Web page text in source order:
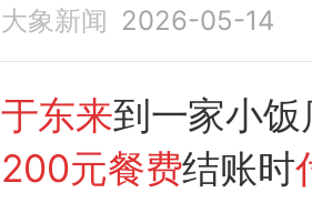
大象新闻 2026-05-14
于东来到一家小饭
200元餐费结账时